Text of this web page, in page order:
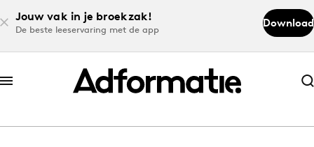
Jouw vak in je broekzak!
De beste leeservaring met de app
Download
Abonneer nu
Abonneer nu